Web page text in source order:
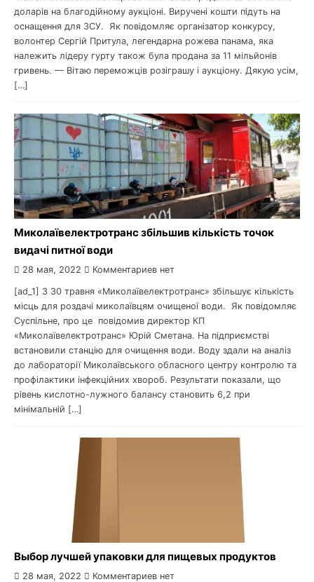
доларів на благодійному аукціоні. Виручені кошти підуть на
оснащення для ЗСУ. Як повідомляє організатор конкурсу,
волонтер Сергій Притула, легендарна рожева панама, яка
належить лідеру гурту також була продана за 11 мільйонів
гривень. — Вітаю переможців розіграшу і аукціону. Дякую усім,
[…]
Миколаївелектротранс збільшив кількість точок
видачі питної води
28 мая, 2022 Комментариев нет
[ad_1] З 30 травня «Миколаївелектротранс» збільшує кількість
місць для роздачі миколаївцям очищеної води. Як повідомляє
Суспільне, про це повідомив директор КП
«Миколаївелектротранс» Юрій Сметана. На підприємстві
встановили станцію для очищення води. Воду здали на аналіз
до лабораторії Миколаївського обласного центру контролю та
профілактики інфекційних хвороб. Результати показали, що
рівень кислотно-лужного балансу становить 6,2 при
мінімальній […]
Выбор лучшей упаковки для пищевых продуктов
28 мая, 2022 Комментариев нет